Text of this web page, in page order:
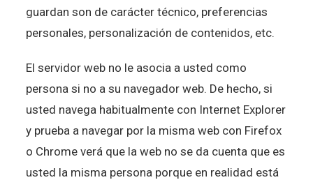
guardan son de carácter técnico, preferencias
personales, personalización de contenidos, etc.
El servidor web no le asocia a usted como
persona si no a su navegador web. De hecho, si
usted navega habitualmente con Internet Explorer
y prueba a navegar por la misma web con Firefox
o Chrome verá que la web no se da cuenta que es
usted la misma persona porque en realidad está